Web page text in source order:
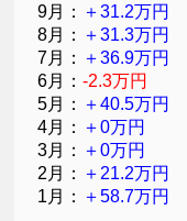
9月： ＋31.2万円
8月： ＋31.3万円
7月： ＋36.9万円
6月：-2.3万円
5月： ＋40.5万円
4月： ＋0万円
3月： ＋0万円
2月： ＋21.2万円
1月： ＋58.7万円